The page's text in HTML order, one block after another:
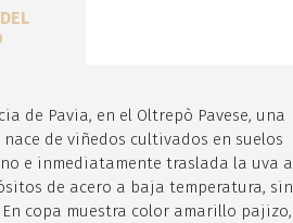
de Pavia, en el Oltrepò Pavese, una
de viñedos cultivados en suelos
e inmediatamente traslada la uva a
de acero a baja temperatura, sin
copa muestra color amarillo pajizo,